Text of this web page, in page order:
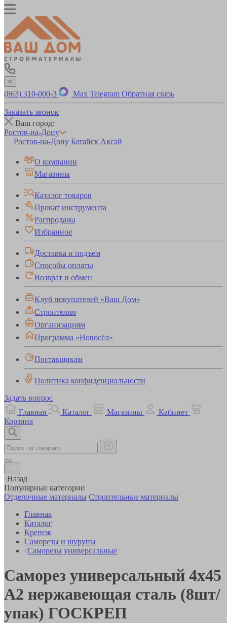
×
(863) 310-000-3 Max Telegram Обратная связь
Заказать звонок
Ваш город:
Ростов-на-Дону
Ростов-на-Дону Батайск Аксай
О компании
Магазины
Каталог товаров
Прокат инструмента
Распродажа
Избранное
Доставка и подъем
Способы оплаты
Возврат и обмен
Клуб покупателей «Ваш Дом»
Строителям
Организациям
Программа «Новосёл»
Поставщикам
Политика конфиденциальности
Задать вопрос
Главная
Каталог Магазины
Кабинет
Корзина
Назад
Популярные категории
Отделочные материалы Строительные материалы
Главная
Каталог
Крепеж
Саморезы и шурупы
Саморезы универсальные
Саморез универсальный 4х45
А2 нержавеющая сталь (8шт/
упак) ГОСКРЕП